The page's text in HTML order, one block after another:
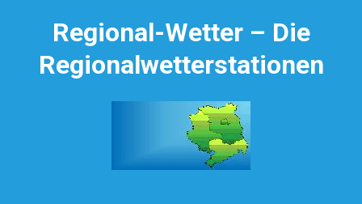
Regional-Wetter – Die
Regionalwetterstationen